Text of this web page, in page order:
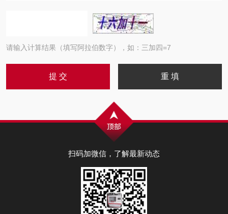
请输入计算结果（填写阿拉伯数字），如：三加四=7
扫码加微信，了解最新动态